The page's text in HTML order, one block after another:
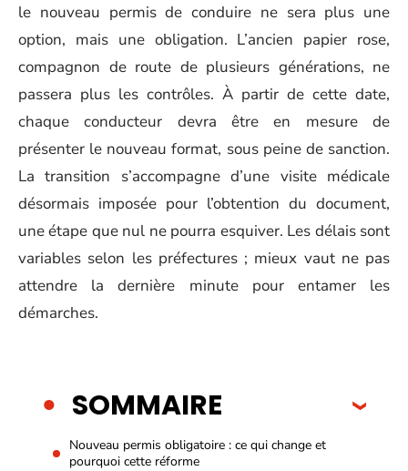
le nouveau permis de conduire ne sera plus une
option, mais une obligation. L’ancien papier rose,
compagnon de route de plusieurs générations, ne
passera plus les contrôles. À partir de cette date,
chaque conducteur devra être en mesure de
présenter le nouveau format, sous peine de sanction.
La transition s’accompagne d’une visite médicale
désormais imposée pour l’obtention du document,
une étape que nul ne pourra esquiver. Les délais sont
variables selon les préfectures ; mieux vaut ne pas
attendre la dernière minute pour entamer les
démarches.
SOMMAIRE
Nouveau permis obligatoire : ce qui change et
pourquoi cette réforme